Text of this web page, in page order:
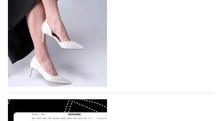
подано 1047 заявок
На участие в седьмой Московской неделе моды,
которая пройдет в российской столице с 26 сентября
по 1 октября, уже подано 1047 заявок. Примерно
половину из них (494) прислали дизайнеры,
коллекции которых не были представлены в…
07.08.2026 595
BALLINA представит свои новинки на Euro